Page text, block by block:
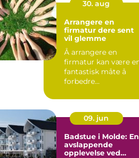
30. aug
Arrangere en
firmatur dere sent
vil glemme
Å arrangere en
firmatur kan være
fantastisk måte å
forbedre
09. jun
Badstue i Molde: En
avslappende
opplevelse ved